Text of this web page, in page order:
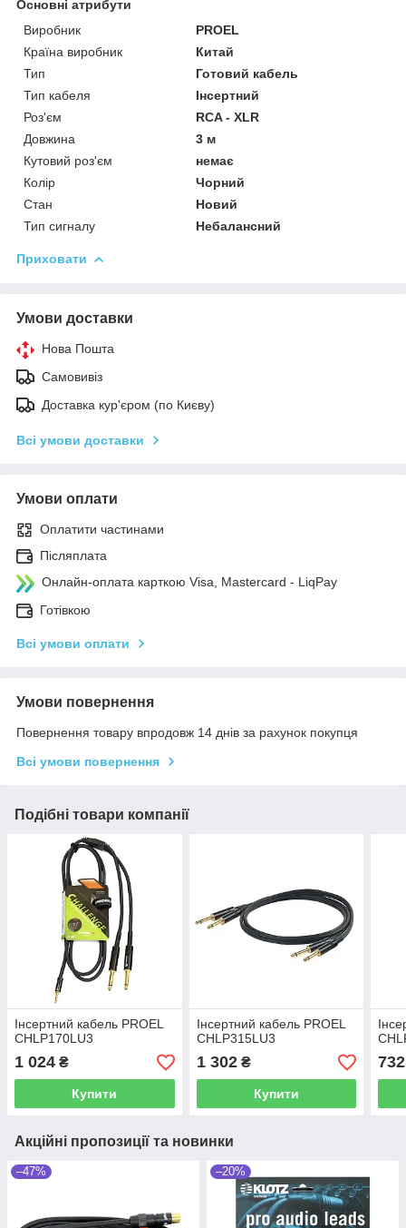
Основні атрибути
Виробник
PROEL
Країна виробник
Китай
Тип
Готовий кабель
Тип кабеля
Інсертний
Роз'єм
RCA - XLR
Довжина
3 м
Кутовий роз'єм
немає
Колір
Чорний
Стан
Новий
Тип сигналу
Небалансний
Приховати
Умови доставки
Нова Пошта
Самовивіз
Доставка кур'єром (по Києву)
Всі умови доставки
Умови оплати
Оплатити частинами
Післяплата
Онлайн-оплата карткою Visa, Mastercard - LiqPay
Готівкою
Всі умови оплати
Умови повернення
Повернення товару впродовж 14 днів за рахунок покупця
Всі умови повернення
Подібні товари компанії
Інсертний кабель PROEL
CHLP170LU3
1 024 ₴
Купити
Інсертний кабель PROEL
CHLP315LU3
1 302₴
Купити
732
Акційні пропозиції та новинки
–47% –20%